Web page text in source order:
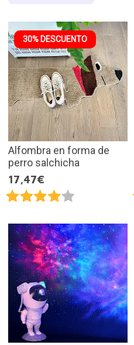
30% DESCUENTO
Alfombra en forma de
perro salchicha
17,47€